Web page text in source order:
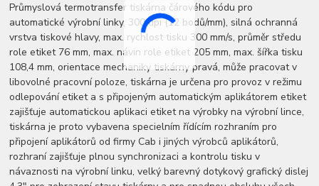
Průmyslová termotransfer tiskárna čárového kódu pro
automatické výrobní linky, 300 dpi (12 bodů/mm), silná ochranná
vrstva tiskové hlavy, max. rychlost tisku 300 mm/s, průměr středu
role etiket 76 mm, max. návin role etiket 205 mm, max. šířka tisku
108,4 mm, orientace mechaniky tiskárny pravá, může pracovat v
libovolné pracovní poloze, tiskárna je určena pro provoz v režimu
odlepování etiket a s připojeným automatickým aplikátorem etiket
zajišťuje automatickou aplikaci etiket na výrobky na výrobní lince,
tiskárna je proto vybavena specielním řídícím rozhraním pro
připojení aplikátorů od firmy Cab i jiných výrobců aplikátorů,
rozhraní zajišťuje plnou synchronizaci a kontrolu tisku v
návaznosti na výrobní linku, velký barevný dotykový grafický dislej